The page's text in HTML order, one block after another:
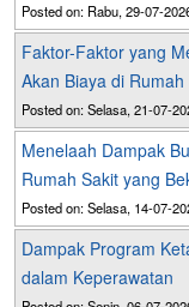
Posted on: Rabu, 29-07-
Faktor-Faktor yang
Akan Biaya di Rumah
Posted on: Selasa, 21-07-
Menelaah Dampak
Rumah Sakit yang
Posted on: Selasa, 14-07-
Dampak Program
dalam Keperawatan